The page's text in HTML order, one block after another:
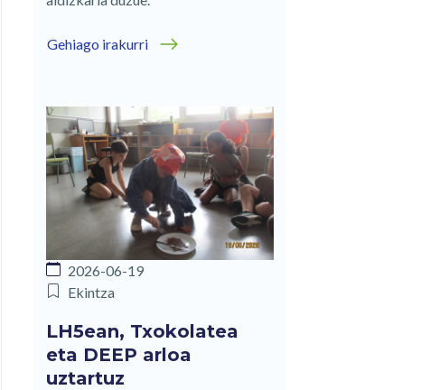
Gehiago irakurri
2026-06-19
Ekintza
LH5ean, Txokolatea
eta DEEP arloa
uztartuz